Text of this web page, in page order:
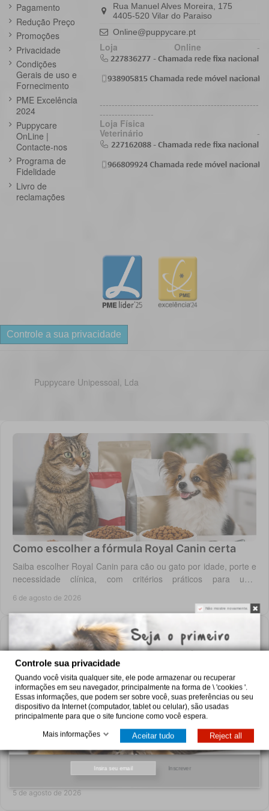
Pagamento
Redução Preço
Promoções
Privacidade
Condições
Gerais de uso e
Fornecimento
PME Excelência
2024
Puppycare
OnLine |
Contacte-nos
Programa de
Fidelidade
Livro de
reclamações
Rua Manuel Alves Moreira, 175
4405-520 Vilar do Paraiso
Online@puppycare.pt
Loja Online -
-----------------------------------------------------
------------------
Loja Física
Veterinário -
Controle a sua privacidade
Puppycare Unipessoal, Lda
Não mostre novamente.
Inscrever
Como escolher a fórmula Royal Canin certa
Saiba escolher Royal Canin para cão ou gato por idade, porte e
necessidade clínica, com critérios práticos para uma
6 de agosto de 2026
Pro Plan: como escolher a alimentação certa
Saiba como escolher Pro Plan para cães e gatos conforme
idade, porte e necessidades como digestão, pele, peso ou
saúde urinária, com critério em casa.
5 de agosto de 2026
Controle sua privacidade
Quando você visita qualquer site, ele pode armazenar ou recuperar
informações em seu navegador, principalmente na forma de \ 'cookies '.
Essas informações, que podem ser sobre você, suas preferências ou seu
dispositivo da Internet (computador, tablet ou celular), são usadas
principalmente para que o site funcione como você espera.
Mais informações Aceitar tudo Reject all